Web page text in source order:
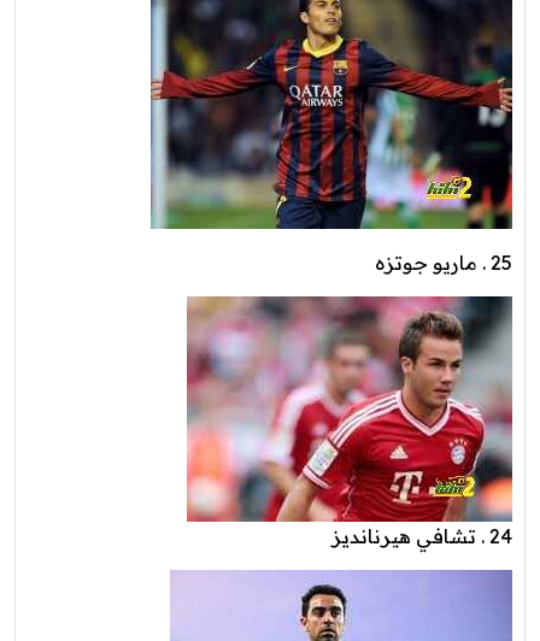
25 . ماريو جوتزه
24 . تشافي هيرنانديز